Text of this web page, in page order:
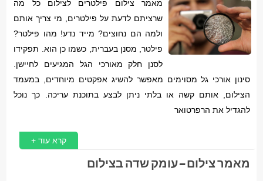
מאמר צילום פילטרים לצילום כל מה
שרציתם לדעת על פילטרים, מי צריך אותם
ולמה הם נחוצים? מייד נדע! מהו פילטר?
פילטר, מסנן בעברית, כשמו כן הוא. תפקידו
לסנן חלק מאורכי הגל המגיעים לחיישן.
סינון אורכי גל מסוימים מאפשר להשיג אפקטים מיוחדים, במעמד
הצילום, אותם קשה או בלתי ניתן לבצע בתוכנת עריכה. כך נוכל
להגדיל את הרפרטואר
קרא עוד +
מאמר צילום – עומק שדה בצילום